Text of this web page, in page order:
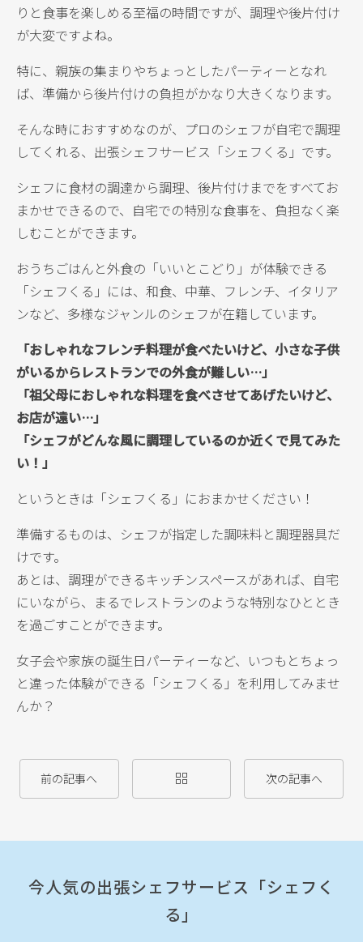
りと食事を楽しめる至福の時間ですが、調理や後片付け
が大変ですよね。
特に、親族の集まりやちょっとしたパーティーとなれ
ば、準備から後片付けの負担がかなり大きくなります。
そんな時におすすめなのが、プロのシェフが自宅で調理
してくれる、出張シェフサービス「シェフくる」です。
シェフに食材の調達から調理、後片付けまでをすべてお
まかせできるので、自宅での特別な食事を、負担なく楽
しむことができます。
おうちごはんと外食の「いいとこどり」が体験できる
「シェフくる」には、和食、中華、フレンチ、イタリア
ンなど、多様なジャンルのシェフが在籍しています。
「おしゃれなフレンチ料理が食べたいけど、小さな子供
がいるからレストランでの外食が難しい…」
「祖父母におしゃれな料理を食べさせてあげたいけど、
お店が遠い…」
「シェフがどんな風に調理しているのか近くで見てみた
い！」
というときは「シェフくる」におまかせください！
準備するものは、シェフが指定した調味料と調理器具だ
けです。
あとは、調理ができるキッチンスペースがあれば、自宅
にいながら、まるでレストランのような特別なひととき
を過ごすことができます。
女子会や家族の誕生日パーティーなど、いつもとちょっ
と違った体験ができる「シェフくる」を利用してみませ
んか？
前の記事へ 次の記事へ
今人気の出張シェフサービス「シェフく
る」